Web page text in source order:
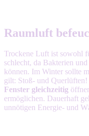
Raumluft
Trockene Luft ist sowohl
schlecht, da Bakterien
können. Im Winter sollte
gilt: Stoß- und
Fenster gleichzeitig
ermöglichen. Dauerhaft
unnötigen Energie- und